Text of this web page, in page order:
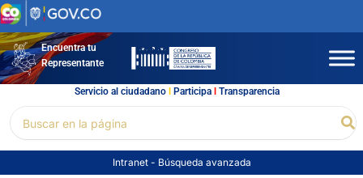
Ir
al
contenidoEncuentra tu
Representante
Servicio al ciudadano l Participal Transparencia
por:
Intranet - Búsqueda avanzada